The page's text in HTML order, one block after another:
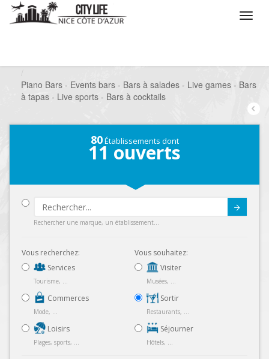
Piano Bars - Events bars - Bars à salades - Live games - Bars
à tapas - Live sports - Bars à cocktails
80Établissements dont
11 ouverts
Rechercher une marque, un établissement...
Vous recherchez:
Services
Tourisme, ...
Commerces
Mode, ...
Loisirs
Plages, sports, ...
Vous souhaitez:
Visiter
Musées, ...
Sortir
Restaurants, ...
Séjourner
Hôtels, ...